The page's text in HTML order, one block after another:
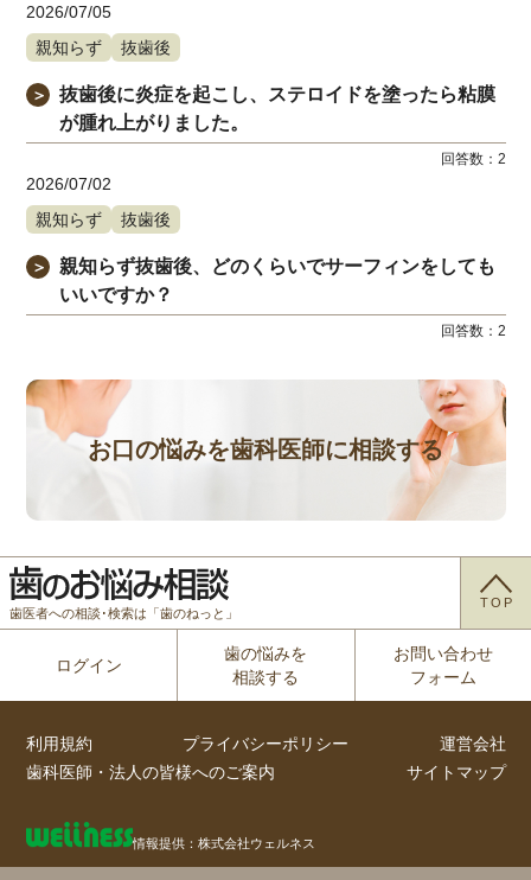
2026/07/05
親知らず
抜歯後
＞
抜歯後に炎症を起こし、ステロイドを塗ったら粘膜
が腫れ上がりました。
回答数： 2
2026/07/02
親知らず
抜歯後
＞
親知らず抜歯後、どのくらいでサーフィンをしても
いいですか？
回答数： 2
お口の悩みを歯科医師に相談する
歯医者への相談･検索は「歯のねっと」
TOP
ログイン
歯の悩みを
相談する
お問い合わせ
フォーム
利用規約 プライバシーポリシー
運営会社
歯科医師・法人の皆様へのご案内
サイトマップ
情報提供：株式会社ウェルネス